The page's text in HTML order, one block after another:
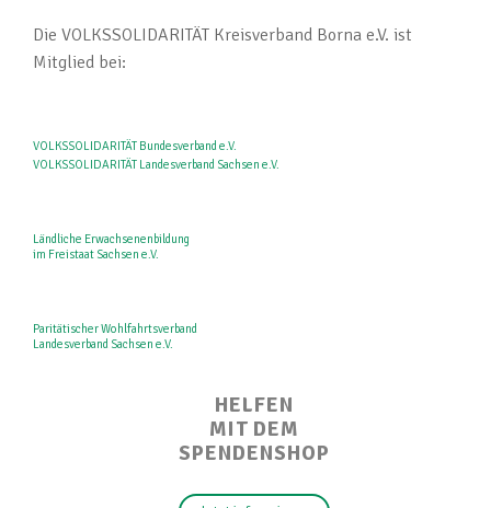
Die VOLKSSOLIDARITÄT Kreisverband Borna e.V. ist
Mitglied bei:
VOLKSSOLIDARITÄT Bundesverband e.V.
VOLKSSOLIDARITÄT Landesverband Sachsen e.V.
Ländliche Erwachsenenbildung
im Freistaat Sachsen e.V.
Paritätischer Wohlfahrtsverband
Landesverband Sachsen e.V.
HELFEN
MIT DEM
SPENDENSHOP